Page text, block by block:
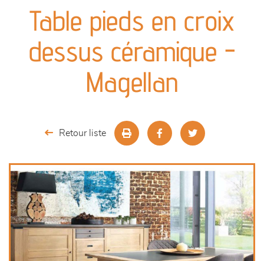
séjours
meubles de complément
chambres et dressing
Table pieds en croix
dessus céramique -
Magellan
Retour liste